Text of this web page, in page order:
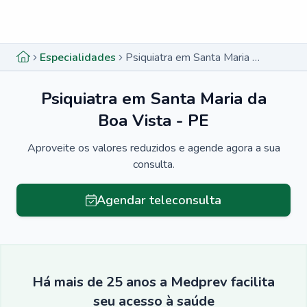
Especialidades Psiquiatra em Santa Maria da Boa Vista - PE
Psiquiatra em Santa Maria da
Boa Vista - PE
Aproveite os valores reduzidos e agende agora a sua
consulta.
Agendar teleconsulta
Há mais de 25 anos a Medprev facilita
seu acesso à saúde